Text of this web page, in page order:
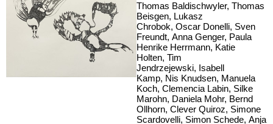
Thomas Baldischwyler, Thomas
Beisgen, Lukasz
Chrobok, Oscar Donelli, Sven
Freundt, Anna Genger, Paula
Henrike Herrmann, Katie
Holten, Tim
Jendrzejewski, Isabell
Kamp, Nis Knudsen, Manuela
Koch, Clemencia Labin, Silke
Marohn, Daniela Mohr, Bernd
Ollhorn, Clever Quiroz, Simone
Scardovelli, Simon Schede, Anja